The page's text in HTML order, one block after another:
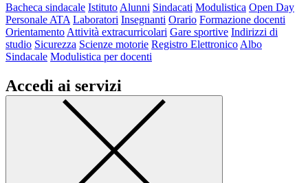
Bacheca sindacale Istituto Alunni Sindacati Modulistica Open Day
Personale ATA Laboratori Insegnanti Orario Formazione docenti
Orientamento Attività extracurricolari Gare sportive Indirizzi di
studio Sicurezza Scienze motorie Registro Elettronico Albo
Sindacale Modulistica per docenti
Accedi ai servizi